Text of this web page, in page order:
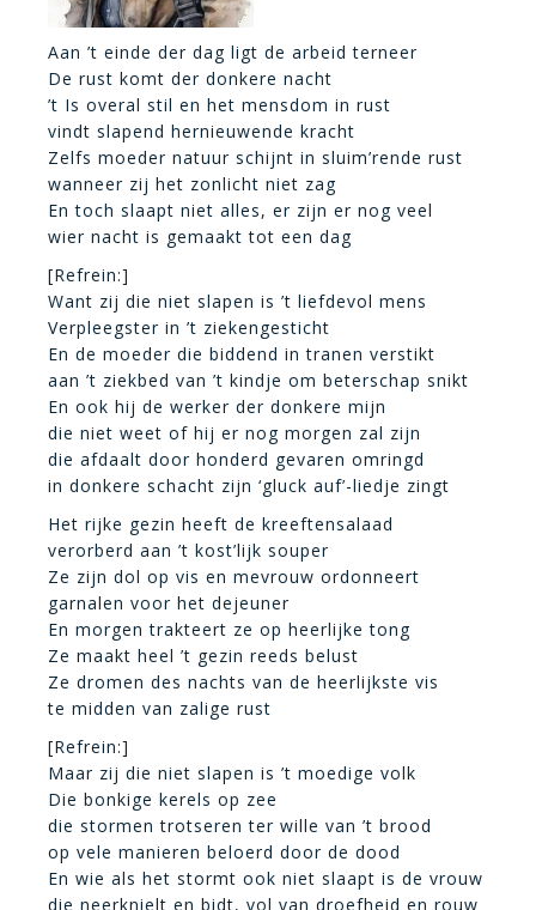
Aan ’t einde der dag ligt de arbeid terneer
De rust komt der donkere nacht
’t Is overal stil en het mensdom in rust
vindt slapend hernieuwende kracht
Zelfs moeder natuur schijnt in sluim’rende rust
wanneer zij het zonlicht niet zag
En toch slaapt niet alles, er zijn er nog veel
wier nacht is gemaakt tot een dag
[Refrein:]
Want zij die niet slapen is ’t liefdevol mens
Verpleegster in ’t ziekengesticht
En de moeder die biddend in tranen verstikt
aan ’t ziekbed van ’t kindje om beterschap snikt
En ook hij de werker der donkere mijn
die niet weet of hij er nog morgen zal zijn
die afdaalt door honderd gevaren omringd
in donkere schacht zijn ‘gluck auf’-liedje zingt
Het rijke gezin heeft de kreeftensalaad
verorberd aan ’t kost’lijk souper
Ze zijn dol op vis en mevrouw ordonneert
garnalen voor het dejeuner
En morgen trakteert ze op heerlijke tong
Ze maakt heel ’t gezin reeds belust
Ze dromen des nachts van de heerlijkste vis
te midden van zalige rust
[Refrein:]
Maar zij die niet slapen is ’t moedige volk
Die bonkige kerels op zee
die stormen trotseren ter wille van ’t brood
op vele manieren beloerd door de dood
En wie als het stormt ook niet slaapt is de vrouw
die neerknielt en bidt, vol van droefheid en rouw